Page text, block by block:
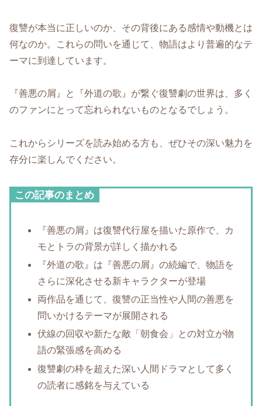
復讐が本当に正しいのか、その背後にある感情や動機とは
何なのか。これらの問いを通じて、物語はより普遍的なテ
ーマに到達しています。
『善悪の屑』と『外道の歌』が繋ぐ復讐劇の世界は、多く
のファンにとって忘れられないものとなるでしょう。
これからシリーズを読み始める方も、ぜひその深い魅力を
存分に楽しんでください。
この記事のまとめ
『善悪の屑』は復讐代行屋を描いた原作で、カ
モとトラの背景が詳しく描かれる
『外道の歌』は『善悪の屑』の続編で、物語を
さらに深化させる新キャラクターが登場
両作品を通じて、復讐の正当性や人間の善悪を
問いかけるテーマが展開される
伏線の回収や新たな敵「朝食会」との対立が物
語の緊張感を高める
復讐劇の枠を超えた深い人間ドラマとして多く
の読者に感銘を与えている